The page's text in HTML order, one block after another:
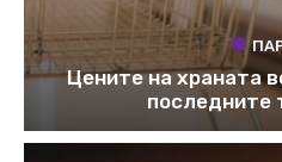
Цените на храната
последните